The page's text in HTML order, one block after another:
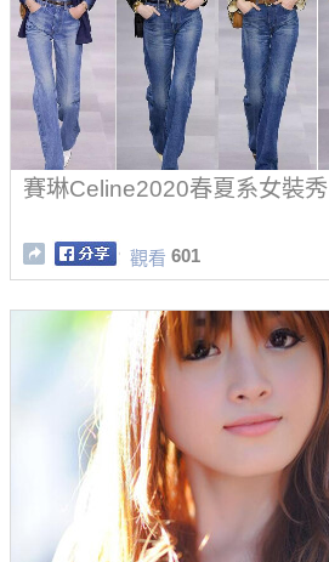
賽琳Celine2020春夏系女裝秀
觀看 601